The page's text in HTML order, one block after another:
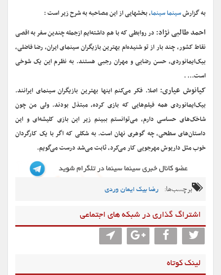
به گزارشسینما سینما، بخشهایی از این مصاحبه به شرح زیر است :
احمد طالبی نژاد: در روابطی که با هم داشته‌ایم ازجمله چندین سفر به اقصی
نقاط کشور، چند بار از تو شنیده‌ام بهترین بازیگران سینمای ایران، رضا فاضلی،
بیک‌ایمانوردی، حسن رضایی و مهران رجبی هستند. به نظرم این یک شوخی
است… .
کیانوش عیاری: اصلا. فکر می‌کنم اینها بهترین بازیگران سینمای ایرانند.
بیک‌ایمانوردی همه فیلم‌هایی که بازی کرده، مبتذل بودند. ولی من چون
شاخک‌های حساسی دارم، می‌توانستم ببینم زیر این بازی کلیشه‌ای و این
داستان‌های سطحی، چه گوهری نهان است. به شکلی که اگر با یک کارگردان
خوب مثل داریوش مهرجویی کار می‌کرد، ثابت می‌شد درست می‌گویم.
برچسب‌ها: رضا بیک ایمان وردی
اشتراگ گذاری در شبکه های اجتماعی
لینک کوتاه